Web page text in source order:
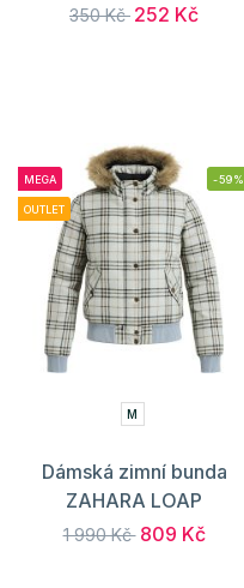
350 Kč 252 Kč
MEGA
OUTLET
-59%
M
Dámská zimní bunda
ZAHARA LOAP
1 990 Kč 809 Kč